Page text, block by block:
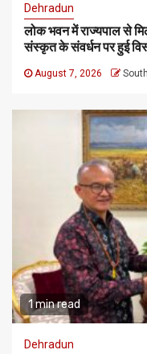
Dehradun
लोक भवन में राज्यपाल से
संस्कृत के संवर्धन पर हुई
August 7, 2026
1 min read
Dehradun